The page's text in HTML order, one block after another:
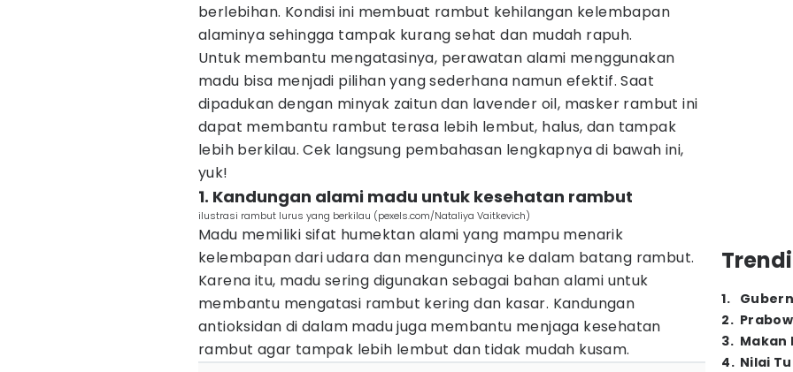
berlebihan. Kondisi ini membuat rambut kehilangan kelembapan
alaminya sehingga tampak kurang sehat dan mudah rapuh.
Untuk membantu mengatasinya, perawatan alami menggunakan
madu bisa menjadi pilihan yang sederhana namun efektif. Saat
dipadukan dengan minyak zaitun dan lavender oil, masker rambut ini
dapat membantu rambut terasa lebih lembut, halus, dan tampak
lebih berkilau. Cek langsung pembahasan lengkapnya di bawah ini,
yuk!
1. Kandungan alami madu untuk kesehatan rambut
ilustrasi rambut lurus yang berkilau (pexels.com/Nataliya Vaitkevich)
Madu memiliki sifat humektan alami yang mampu menarik
kelembapan dari udara dan menguncinya ke dalam batang rambut.
Karena itu, madu sering digunakan sebagai bahan alami untuk
membantu mengatasi rambut kering dan kasar. Kandungan
antioksidan di dalam madu juga membantu menjaga kesehatan
rambut agar tampak lebih lembut dan tidak mudah kusam.
1.
2.
3. Makan
4. Nilai